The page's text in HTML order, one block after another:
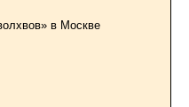
в Москве